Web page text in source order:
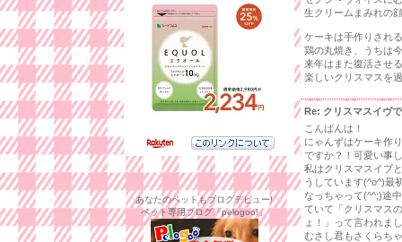
あなたのペットもブログデビュー!
ペット専用ブログ「pelogoo!」
生クリームまみれの
ケーキは手作りされ
鶏の丸焼き、うちは
来年はまた復活させ
楽しいクリスマスを
Re: クリスマスイヴ
こんばんは！
にゃんずはケーキ作
ですか？！可愛い事
私はクリスマスイブ
うしています(^o^)最
なっちゃって(^^;)途
ていて「クリスマス
ょ！」って言われま
むさし君もさくらち